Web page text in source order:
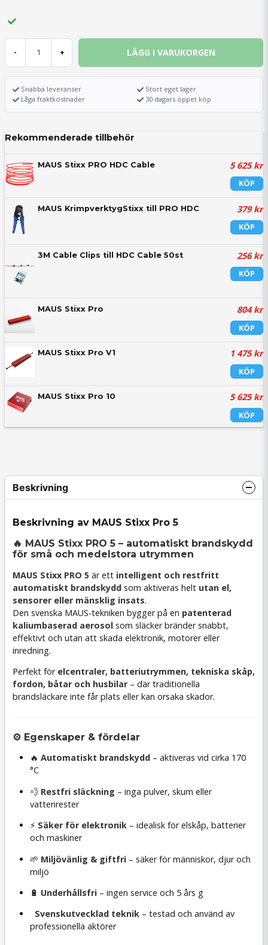
- + LÄGG I VARUKORGEN
Snabba leveranser
Låga fraktkostnader
Stort eget lager
30 dagars öppet köp
Rekommenderade tillbehör
MAUS Stixx PRO HDC Cable 5 625 kr
KÖP
MAUS KrimpverktygStixx till PRO HDC 379 kr
KÖP
3M Cable Clips till HDC Cable 50st 256 kr
KÖP
MAUS Stixx Pro 804 kr
KÖP
MAUS Stixx Pro V1 1 475 kr
KÖP
MAUS Stixx Pro 10 5 625 kr
KÖP
Beskrivning
Beskrivning av MAUS Stixx Pro 5
🔥 MAUS Stixx PRO 5 – automatiskt brandskydd
för små och medelstora utrymmen
MAUS Stixx PRO 5 är ett intelligent och restfritt
automatiskt brandskydd som aktiveras helt utan el,
sensorer eller mänsklig insats.
Den svenska MAUS-tekniken bygger på en patenterad
kaliumbaserad aerosol som släcker bränder snabbt,
effektivt och utan att skada elektronik, motorer eller
inredning.
Perfekt för elcentraler, batteriutrymmen, tekniska skåp,
fordon, båtar och husbilar – där traditionella
brandsläckare inte får plats eller kan orsaka skador.
⚙️ Egenskaper & fördelar
🔥 Automatiskt brandskydd– aktiveras vid cirka 170
°C
💨 Restfri släckning – inga pulver, skum eller
vattenrester
⚡ Säker för elektronik– idealisk för elskåp, batterier
och maskiner
🌱 Miljövänlig & giftfri– säker för människor, djur och
miljö
🔋 Underhållsfri– ingen service och 5 års g
Svenskutvecklad teknik– testad och använd av
professionella aktörer